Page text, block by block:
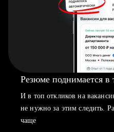
Резюме поднимается в
И в топ откликов на
не нужно за этим следить.
чаще